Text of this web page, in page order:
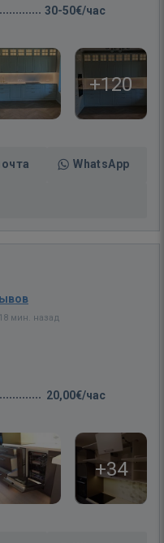
30-50€/час
+120
WhatsApp
мин. назад
20,00€/час
+34